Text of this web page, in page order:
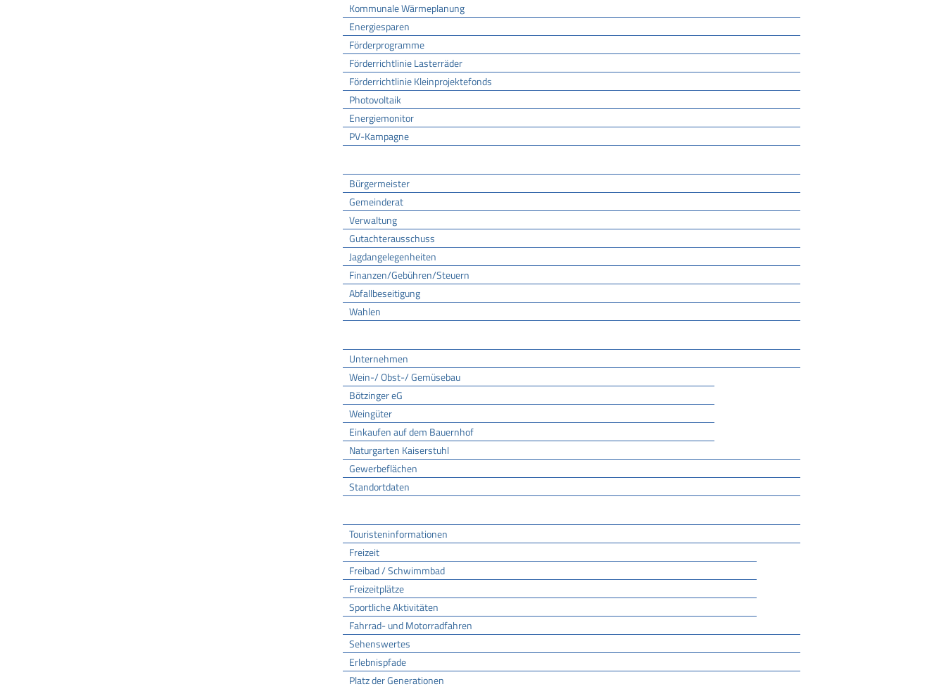
Kommunale Wärmeplanung
Energiesparen
Förderprogramme
Förderrichtlinie Lasterräder
Förderrichtlinie Kleinprojektefonds
Photovoltaik
Energiemonitor
PV-Kampagne
Bürgermeister
Gemeinderat
Verwaltung
Gutachterausschuss
Jagdangelegenheiten
Finanzen/Gebühren/Steuern
Abfallbeseitigung
Wahlen
Unternehmen
Wein-/ Obst-/ Gemüsebau
Bötzinger eG
Weingüter
Einkaufen auf dem Bauernhof
Naturgarten Kaiserstuhl
Gewerbeflächen
Standortdaten
Touristeninformationen
Freizeit
Freibad / Schwimmbad
Freizeitplätze
Sportliche Aktivitäten
Fahrrad- und Motorradfahren
Sehenswertes
Erlebnispfade
Platz der Generationen